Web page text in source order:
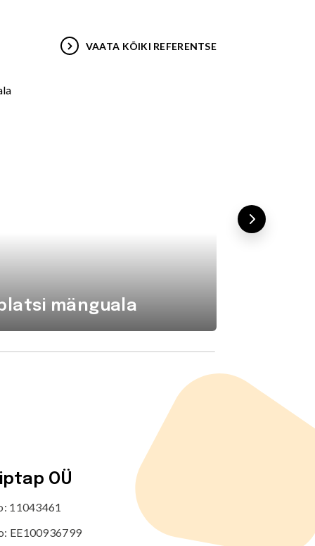
mänguala
VAATA KÕIKI REFERENTSE
OÜ
11043461
EE100936799